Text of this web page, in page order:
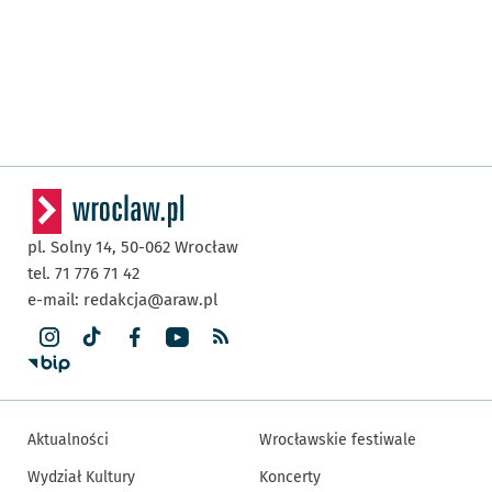
pl. Solny 14, 50-062 Wrocław
tel. 71 776 71 42
e-mail: redakcja@araw.pl
Aktualności
Wydział Kultury
Wrocławskie festiwale
Koncerty